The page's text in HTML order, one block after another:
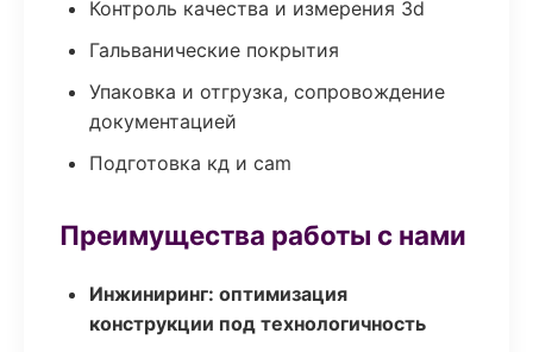
Контроль качества и измерения 3d
Гальванические покрытия
Упаковка и отгрузка, сопровождение
документацией
Подготовка кд и cam
Преимущества работы с нами
Инжиниринг: оптимизация
конструкции под технологичность